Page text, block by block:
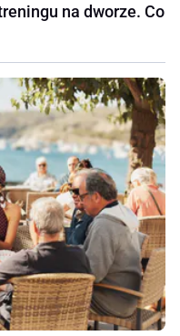
na dworze. Co